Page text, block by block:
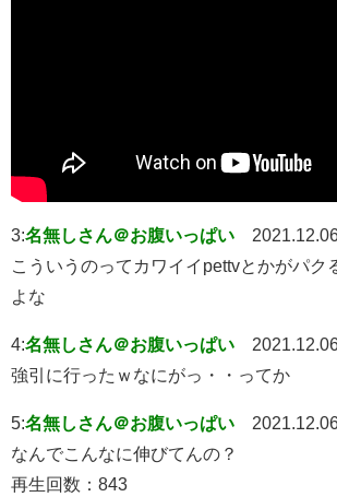
3:名無しさん＠お腹いっぱい
こういうのってカワイイpettvとかがパク
よな
4:名無しさん＠お腹いっぱい
強引に行ったｗなにがっ・・ってか
5:名無しさん＠お腹いっぱい
なんでこんなに伸びてんの？
再生回数：843